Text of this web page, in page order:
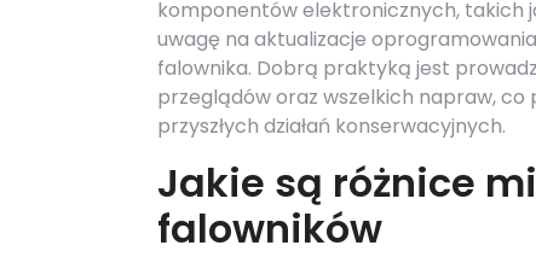
komponentów elektronicznych, takich
uwagę na aktualizacje
falownika. Dobrą praktyką jest
przeglądów oraz wszelkich napraw, co
przyszłych działań konserwacyjnych.
Jakie są różnice
falowników